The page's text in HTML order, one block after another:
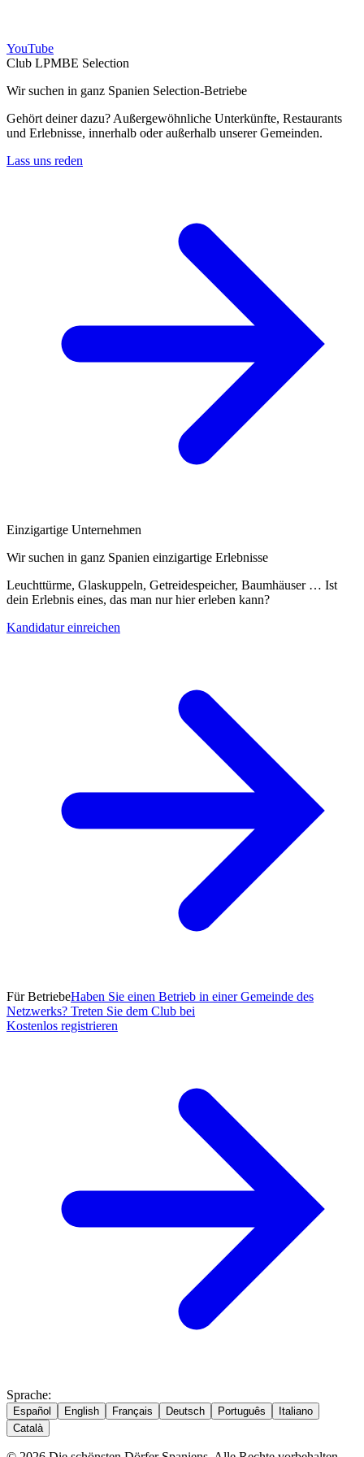
YouTube
Club LPMBE Selection
Wir suchen in ganz Spanien Selection-Betriebe
Gehört deiner dazu? Außergewöhnliche Unterkünfte, Restaurants
und Erlebnisse, innerhalb oder außerhalb unserer Gemeinden.
Lass uns reden
Einzigartige Unternehmen
Wir suchen in ganz Spanien einzigartige Erlebnisse
Leuchttürme, Glaskuppeln, Getreidespeicher, Baumhäuser … Ist
dein Erlebnis eines, das man nur hier erleben kann?
Kandidatur einreichen
Für BetriebeHaben Sie einen Betrieb in einer Gemeinde des
Netzwerks? Treten Sie dem Club bei
Kostenlos registrieren
Sprache:
Español English Français Deutsch Português
Italiano
Català